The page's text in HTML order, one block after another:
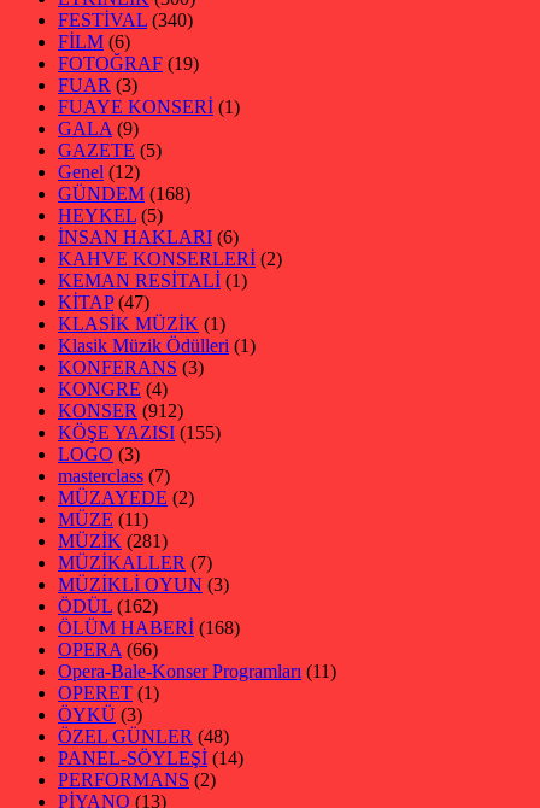
FESTİVAL (340)
FİLM (6)
FOTOĞRAF (19)
FUAR (3)
FUAYE KONSERİ (1)
GALA (9)
GAZETE (5)
Genel (12)
GÜNDEM (168)
HEYKEL (5)
İNSAN HAKLARI (6)
KAHVE KONSERLERİ (2)
KEMAN RESİTALİ (1)
KİTAP(47)
KLASİK MÜZİK (1)
Klasik Müzik Ödülleri (1)
KONFERANS (3)
KONGRE (4)
KONSER (912)
KÖŞE YAZISI (155)
LOGO (3)
masterclass (7)
MÜZAYEDE (2)
MÜZE (11)
MÜZİK (281)
MÜZİKALLER (7)
MÜZİKLİ OYUN (3)
ÖDÜL (162)
ÖLÜM HABERİ (168)
OPERA (66)
Opera-Bale-Konser Programları (11)
OPERET (1)
ÖYKÜ (3)
ÖZEL GÜNLER (48)
PANEL-SÖYLEŞİ (14)
PERFORMANS (2)
PİYANO (13)